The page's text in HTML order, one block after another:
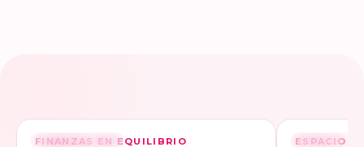
RELACIONADA
FINANZAS EN EQUILIBRIO ESPACIO